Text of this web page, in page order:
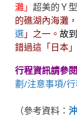
灘」 超美的Ｙ
的礁湖內海灘
選 」之一。 故到
錯過這「日本」
行程資訊請參閱
劃/注意事項/
（參考資料：